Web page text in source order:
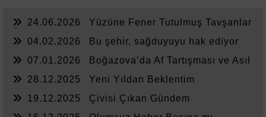
24.06.2026
Yüzüne Fener Tutulmuş Tavşanlar
04.02.2026
Bu şehir, sağduyuyu hak ediyor
07.01.2026
Boğazova’da Af Tartışması ve Asıl
28.12.2025
Yeni Yıldan Beklentim
19.12.2025
Çivisi Çıkan Gündem